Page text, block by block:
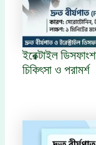
ইরেক্টাইল
চিকিৎসা ও পরামর্শ